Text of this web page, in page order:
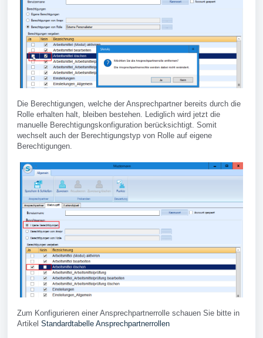
Die Berechtigungen, welche der Ansprechpartner bereits durch die
Rolle erhalten halt, bleiben bestehen. Lediglich wird jetzt die
manuelle Berechtigungskonfiguration berücksichtigt. Somit
wechselt auch der Berechtigungstyp von Rolle auf eigene
Berechtigungen.
Zum Konfigurieren einer Ansprechpartnerrolle schauen Sie bitte in
Artikel Standardtabelle Ansprechpartnerrollen